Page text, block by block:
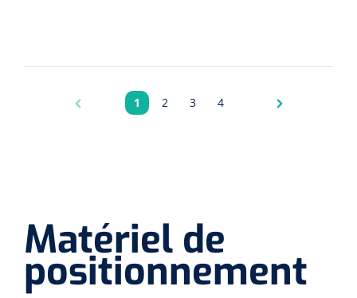
Pagina
1 Pagina
2 Pagina
3 Pagina
4
Matériel de
positionnement